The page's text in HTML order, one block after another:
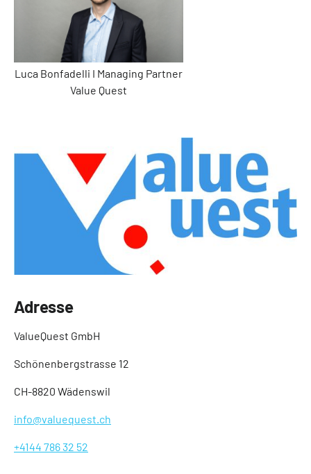
Luca Bonfadelli I Managing Partner
Value Quest
Adresse
ValueQuest GmbH
Schönenbergstrasse 12
CH-8820 Wädenswil
info@valuequest.ch
+4144 786 32 52